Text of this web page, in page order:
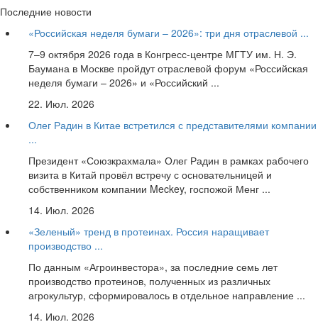
Последние новости
«Российская неделя бумаги – 2026»: три дня отраслевой ...
7–9 октября 2026 года в Конгресс-центре МГТУ им. Н. Э.
Баумана в Москве пройдут отраслевой форум «Российская
неделя бумаги – 2026» и «Российский ...
22. Июл. 2026
Олег Радин в Китае встретился с представителями компании
...
Президент «Союзкрахмала» Олег Радин в рамках рабочего
визита в Китай провёл встречу с основательницей и
собственником компании Meckey, госпожой Менг ...
14. Июл. 2026
«Зеленый» тренд в протеинах. Россия наращивает
производство ...
По данным «Агроинвестора», за последние семь лет
производство протеинов, полученных из различных
агрокультур, сформировалось в отдельное направление ...
14. Июл. 2026